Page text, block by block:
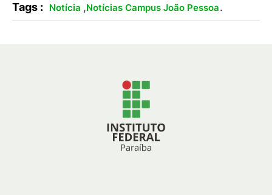
Tags : Notícia ,Notícias Campus João Pessoa.